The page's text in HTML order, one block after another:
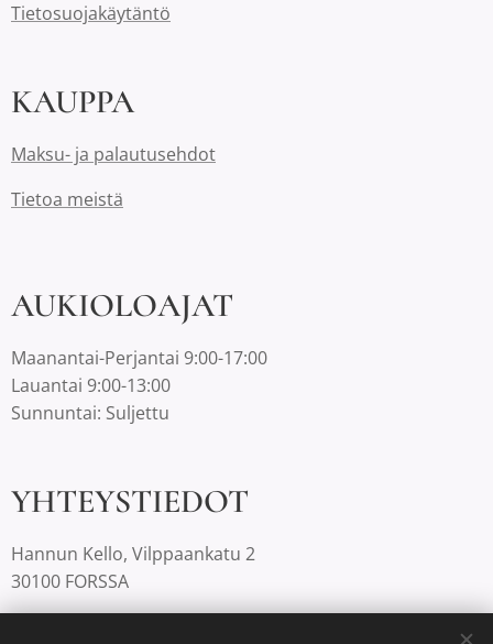
Tietosuojakäytäntö
KAUPPA
Maksu- ja palautusehdot
Tietoa meistä
AUKIOLOAJAT
Maanantai-Perjantai 9:00-17:00
Lauantai 9:00-13:00
Sunnuntai: Suljettu
YHTEYSTIEDOT
Hannun Kello, Vilppaankatu 2
30100 FORSSA